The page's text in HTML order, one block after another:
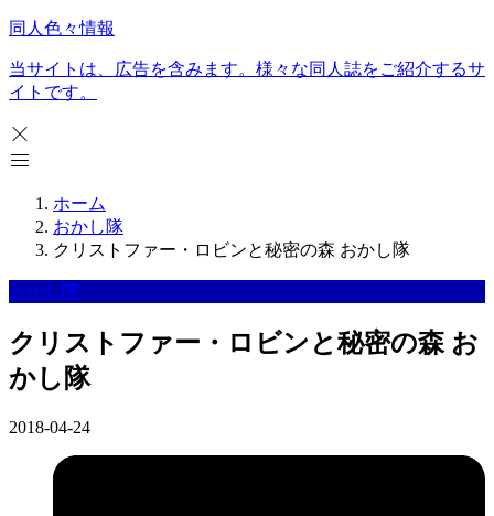
同人色々情報
当サイトは、広告を含みます。様々な同人誌をご紹介するサ
イトです。
ホーム
おかし隊
クリストファー・ロビンと秘密の森 おかし隊
おかし隊
クリストファー・ロビンと秘密の森 お
かし隊
2018-04-24